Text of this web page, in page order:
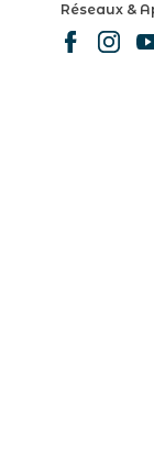
Réseaux &